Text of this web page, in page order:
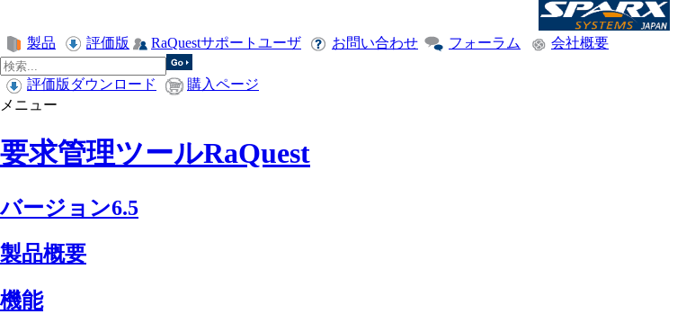
製品 評価版 RaQuestサポートユーザ お問い合わせ フォーラム 会社概要
評価版ダウンロード
購入ページ
メニュー
要求管理ツールRaQuest
バージョン6.5
製品概要
機能